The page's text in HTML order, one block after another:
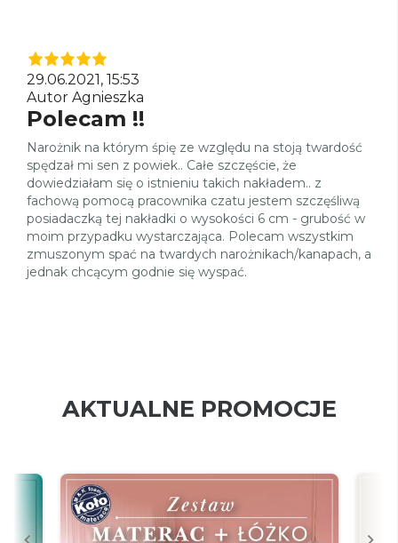
29.06.2021, 15:53
Autor Agnieszka
Polecam !!
Narożnik na którym śpię ze względu na stoją twardość
spędzał mi sen z powiek.. Całe szczęście, że
dowiedziałam się o istnieniu takich nakładem.. z
fachową pomocą pracownika czatu jestem szczęśliwą
posiadaczką tej nakładki o wysokości 6 cm - grubość w
moim przypadku wystarczająca. Polecam wszystkim
zmuszonym spać na twardych narożnikach/kanapach, a
jednak chcącym godnie się wyspać.
AKTUALNE PROMOCJE